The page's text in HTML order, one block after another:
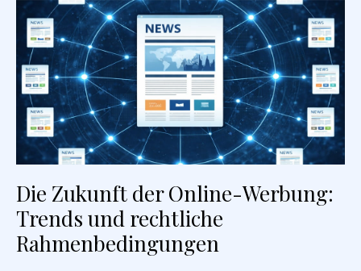
Die Zukunft der Online-Werbung:
Trends und rechtliche
Rahmenbedingungen